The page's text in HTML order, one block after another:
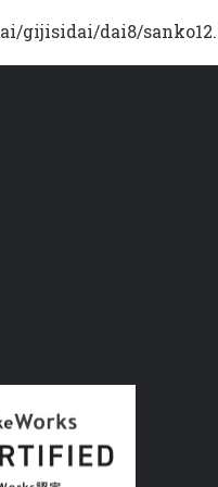
gijisidai/dai8/